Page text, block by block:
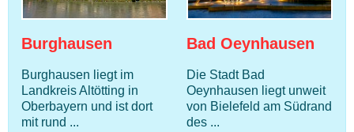
Burghausen
Burghausen liegt im
Landkreis Altötting in
Oberbayern und ist dort
mit rund ...
Bad Oeynhausen
Die Stadt Bad
Oeynhausen liegt unweit
von Bielefeld am Südrand
des ...